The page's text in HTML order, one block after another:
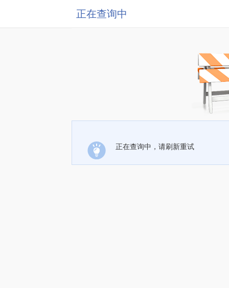
正在查询中
正在查询中，请刷新重试